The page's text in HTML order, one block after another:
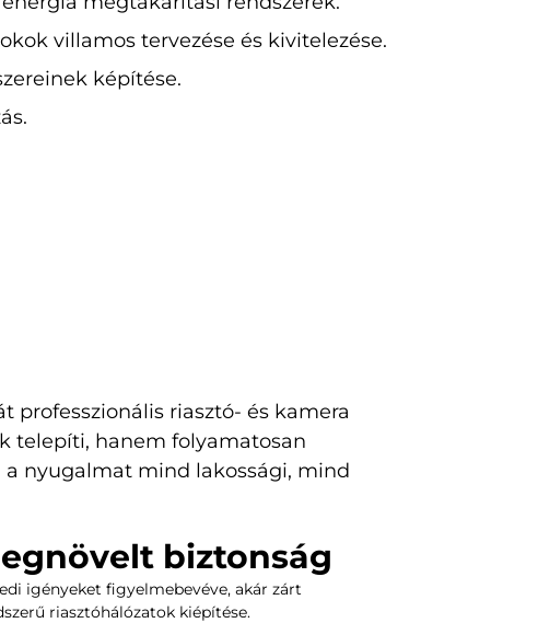
villamos tervezése és kivitelezése.
képítése.
professzionális riasztó- és kamera
telepíti, hanem folyamatosan
nyugalmat mind lakossági, mind
biztonság
igényeket figyelmebevéve, akár zárt
riasztóhálózatok kiépítése.